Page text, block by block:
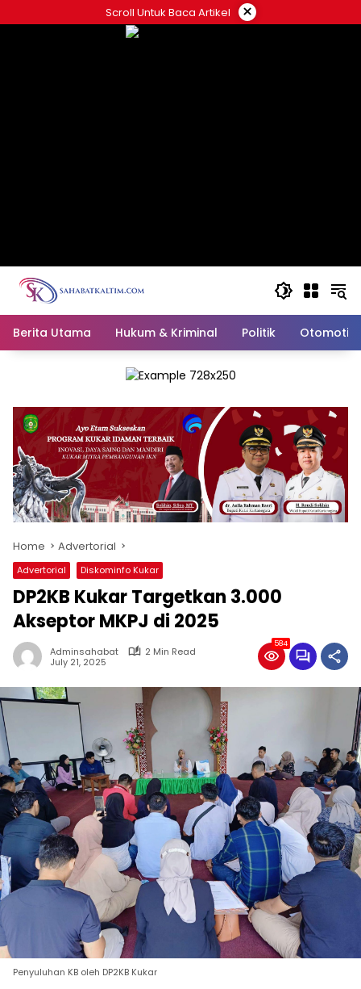
to
Scroll Untuk Baca Artikel ×
Berita Utama Hukum & Kriminal Politik Otomotif
Home Advertorial
Advertorial Diskominfo Kukar
DP2KB Kukar Targetkan 3.000
Akseptor MKPJ di 2025
Adminsahabat
2 Min Read
July 21, 2025
584
Penyuluhan KB oleh DP2KB Kukar